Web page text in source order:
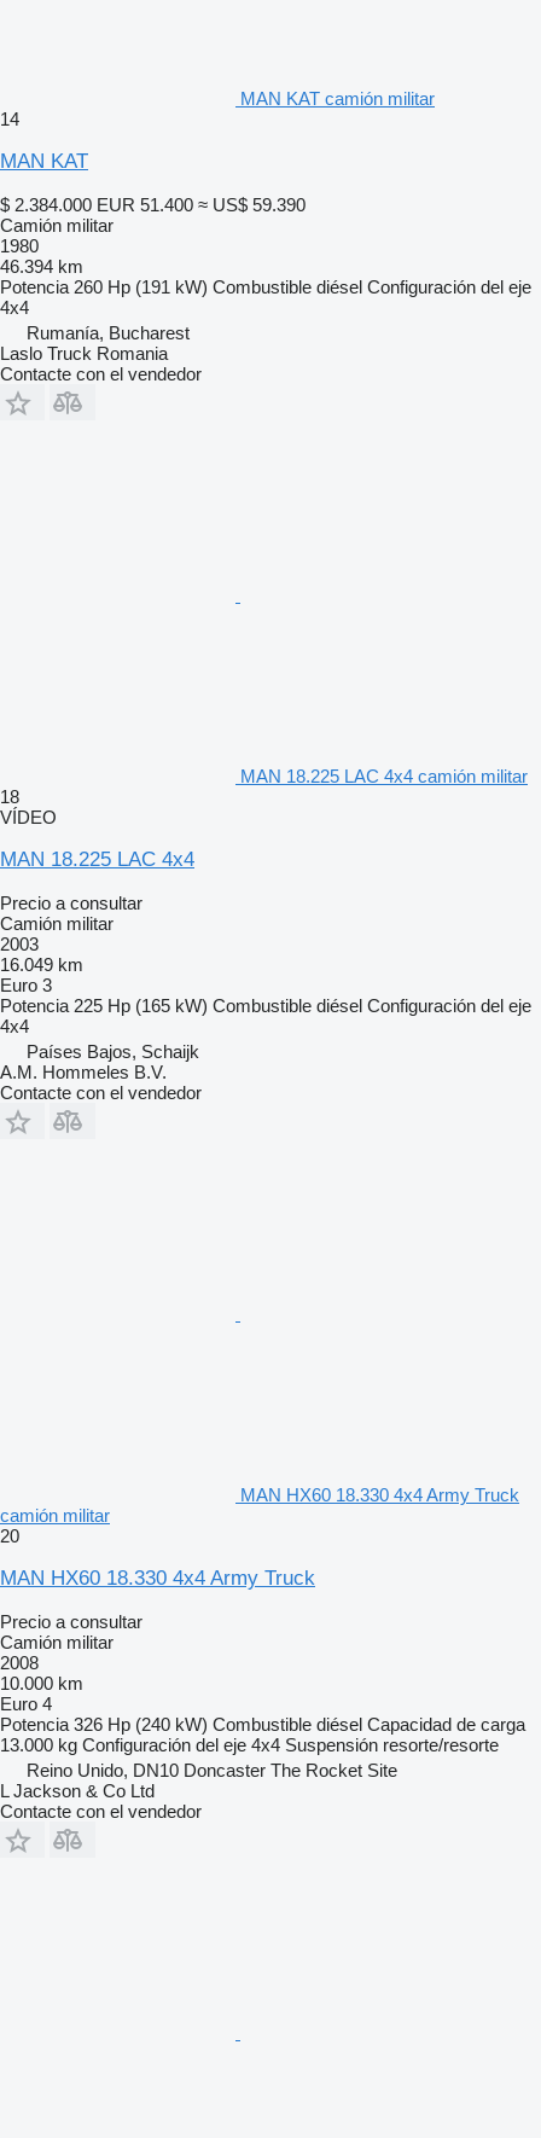
MAN KAT camión militar
14
MAN KAT
$ 2.384.000 EUR 51.400 ≈ US$ 59.390
Camión militar
1980
46.394 km
Potencia 260 Hp (191 kW) Combustible diésel Configuración del eje
4x4
Rumanía, Bucharest
Laslo Truck Romania
Contacte con el vendedor
MAN 18.225 LAC 4x4 camión militar
18
VÍDEO
MAN 18.225 LAC 4x4
Precio a consultar
Camión militar
2003
16.049 km
Euro 3
Potencia 225 Hp (165 kW) Combustible diésel Configuración del eje
4x4
Países Bajos, Schaijk
A.M. Hommeles B.V.
Contacte con el vendedor
MAN HX60 18.330 4x4 Army Truck
camión militar
20
MAN HX60 18.330 4x4 Army Truck
Precio a consultar
Camión militar
2008
10.000 km
Euro 4
Potencia 326 Hp (240 kW) Combustible diésel Capacidad de carga
13.000 kg Configuración del eje 4x4 Suspensión resorte/resorte
Reino Unido, DN10 Doncaster The Rocket Site
L Jackson & Co Ltd
Contacte con el vendedor